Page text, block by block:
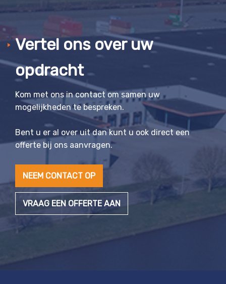
Vertel ons over uw
opdracht
Kom met ons in contact om samen uw
mogelijkheden te bespreken.
Bent u er al over uit dan kunt u ook direct een
offerte bij ons aanvragen.
NEEM CONTACT OP
VRAAG EEN OFFERTE AAN